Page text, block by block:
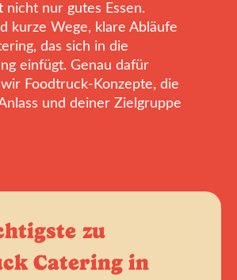
nicht nur gutes Essen.
kurze Wege, klare Abläufe
das sich in die
einfügt. Genau dafür
Foodtruck-Konzepte, die
und deiner Zielgruppe
zu
Catering in